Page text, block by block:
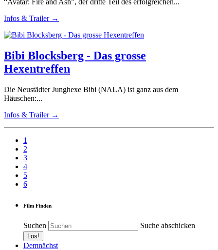
“Avatar: Fire and Ash”, der dritte Teil des erfolgreichen...
Infos & Trailer →
Bibi Blocksberg - Das grosse
Hexentreffen
Die Neustädter Junghexe Bibi (NALA) ist ganz aus dem
Häuschen:...
Infos & Trailer →
1
2
3
4
5
6
Film Finden
Suchen Suche abschicken
Demnächst